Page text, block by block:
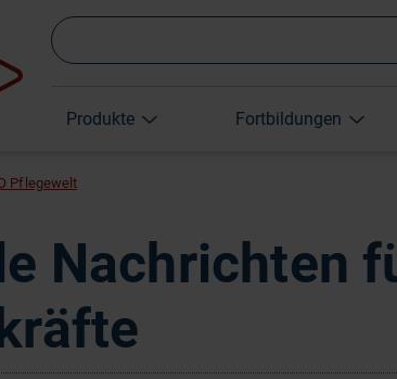
Produkte Fortbildungen
Pflegewelt
Nachrichten